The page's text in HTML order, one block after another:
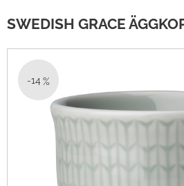
SWEDISH GRACE
14 %